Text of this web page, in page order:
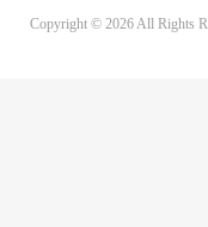
Copyright © 2026 All Rights